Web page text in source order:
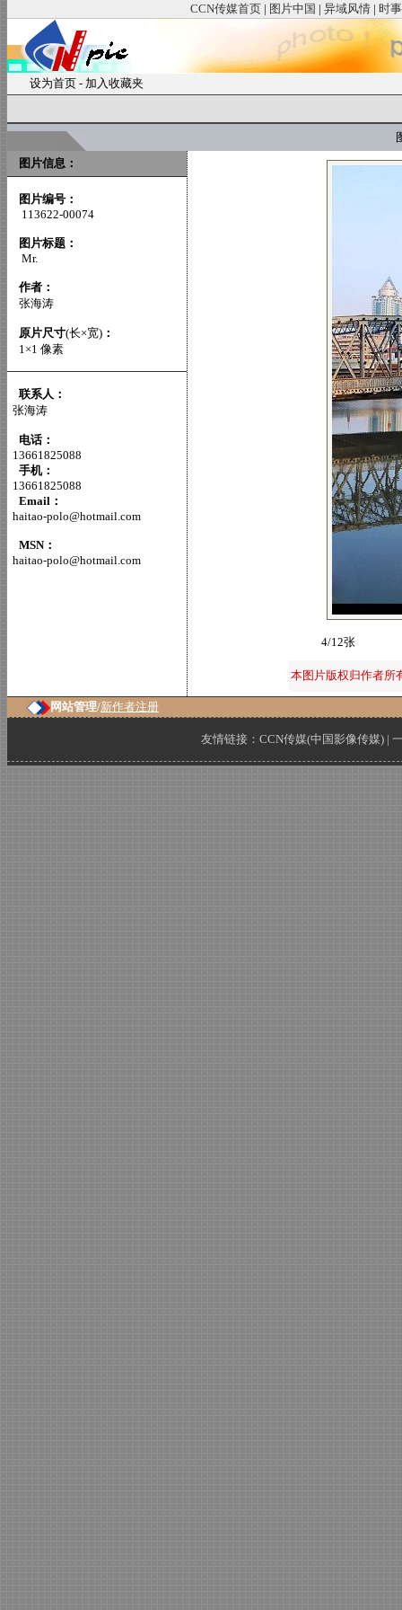
CCN传媒首页 | 图片中国 | 异域风情 | 时
设为首页 - 加入收藏夹
图片信息：
图片编号：
113622-00074
图片标题：
Mr.
作者：
张海涛
原片尺寸(长×宽) ：
1×1 像素
联系人：
张海涛
电话：
13661825088
手机：
13661825088
Email：
haitao-polo@hotmail.com
MSN：
haitao-polo@hotmail.com
4/12张
本图片版权归作者所
网站管理/新作者注册
友情链接： CCN传媒(中国影像传媒) |